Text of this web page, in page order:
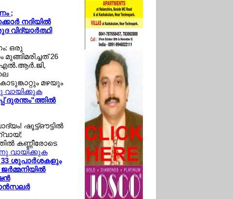
;
നദിയില്‍
വിദ്യാര്‍ത്ഥി
ഒരു
26
മഴയും
വായിക്കുക
ദുരന്തം"ത്തില്‍
ഷൂട്ട്ഔട്ടില്‍
കണ്ണീരോടെ
വായിക്കുക
33 ശുപാര്‍ശകളും
ജര്‍മ്മനിയില്‍